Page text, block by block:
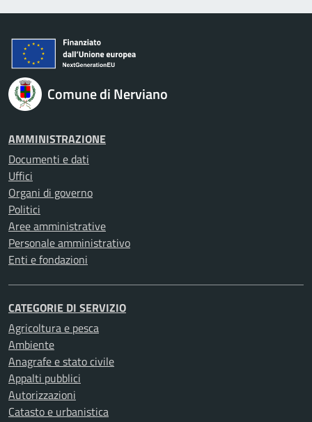
Comune di Nerviano
AMMINISTRAZIONE
Documenti e dati
Uffici
Organi di governo
Politici
Aree amministrative
Personale amministrativo
Enti e fondazioni
CATEGORIE DI SERVIZIO
Agricoltura e pesca
Ambiente
Anagrafe e stato civile
Appalti pubblici
Autorizzazioni
Catasto e urbanistica